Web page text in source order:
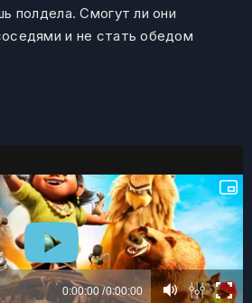
полдела. Смогут ли они
и не стать обедом